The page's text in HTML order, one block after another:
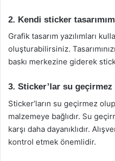
2. Kendi sticker
Grafik tasarım yazılımları
oluşturabilirsiniz.
baskı merkezine giderek
3. Sticker’lar su geçirmez
Sticker’ların su geçirmez
malzemeye bağlıdır. Su
karşı daha dayanıklıdır.
kontrol etmek önemlidir.